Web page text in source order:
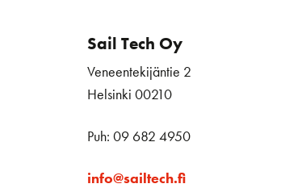
Sail Tech Oy
Veneentekijäntie 2
Helsinki 00210
Puh: 09 682 4950
info@sailtech.fi